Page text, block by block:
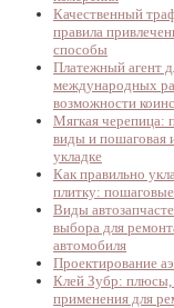
Качественный
правила
способы
Платежный агент
международных
возможности
Мягкая черепица:
виды и пошаговая
укладке
Как правильно
плитку:
Виды
выбора для
автомобиля
Проектирование
Клей Зубр: плюсы,
применения для